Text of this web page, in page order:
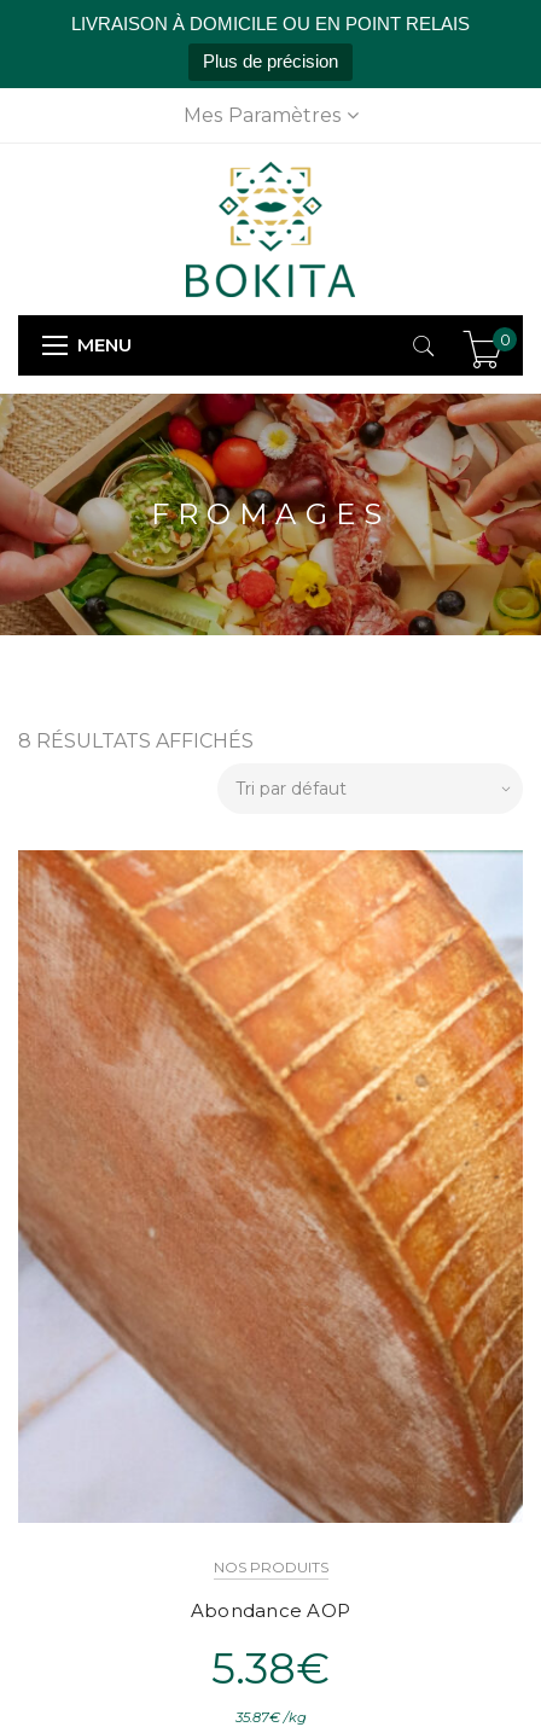
LIVRAISON À DOMICILE OU EN POINT RELAIS
Plus de précision
Mes Paramètres
MENU 0
FROMAGES
8 RÉSULTATS AFFICHÉS
NOS PRODUITS
Abondance AOP
5.38€
35.87€ /kg